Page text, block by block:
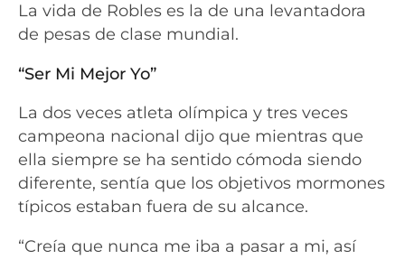
La vida de Robles es la de una levantadora
de pesas de clase mundial.
“Ser Mi Mejor Yo”
La dos veces atleta olímpica y tres veces
campeona nacional dijo que mientras que
ella siempre se ha sentido cómoda siendo
diferente, sentía que los objetivos mormones
típicos estaban fuera de su alcance.
“Creía que nunca me iba a pasar a mi, así